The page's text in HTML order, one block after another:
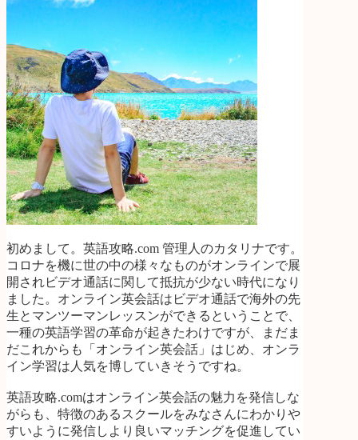
初めまして。英語攻略.com 管理人のカタリナです。
コロナを機に世の中の様々なものがオンラインで展
開されビデオ通話に関して抵抗が少ない時代になり
ました。オンライン英会話はビデオ通話で海外の先
生とマンツーマンレッスンができるということで、
一種の英語学習の革命が起きたわけですが、まだま
だこれからも「オンライン英会話」はじめ、オンラ
イン学習は人気を博していきそうですね。
英語攻略.comはオンライン英会話の魅力を発信しな
がらも、特徴のあるスクールをみなさんにわかりや
すいように発信しより良いマッチングを促進してい